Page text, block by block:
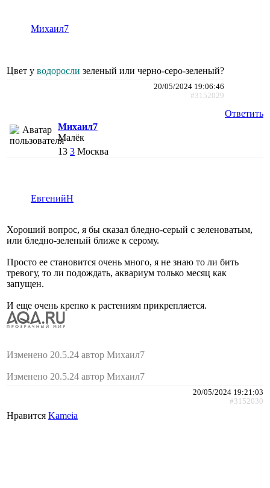
Михаил7
Цвет у водоросли зеленый или черно-серо-зеленый?
20/05/2024 19:06:46
#3152029
Ответить
Михаил7
Малёк
13 3 Москва
ЕвгенийН
Хороший вопрос, я бы сказал бледно-серый с зеленоватым,
или бледно-зеленый ближе к серому.
Просто ее становится очень много, я не знаю то ли бить
тревогу, то ли подождать, аквариум только месяц как
запущен.
И еще очень крепко к растениям прикрепляется.
Изменено 20.5.24 автор Михаил7
Изменено 20.5.24 автор Михаил7
20/05/2024 19:21:03
#3152030
Нравится Kameia